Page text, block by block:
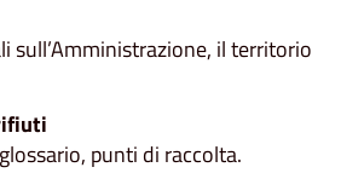
sull’Amministrazione, il territorio
punti di raccolta.